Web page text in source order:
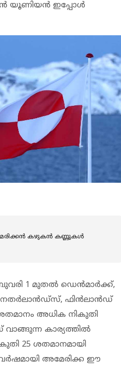
യൂണിയന്‍ ഇപ്പോള്‍
കഴുകന്‍ കണ്ണുകള്‍
1 മുതല്‍ ഡെന്‍മാര്‍ക്ക്,
ഫിന്‍ലാന്‍ഡ്
ശതമാനം അധിക നികുതി
വാങ്ങുന്ന കാര്യത്തില്‍
25 ശതമാനമായി
വര്‍ഷമായി അമേരിക്ക ഈ